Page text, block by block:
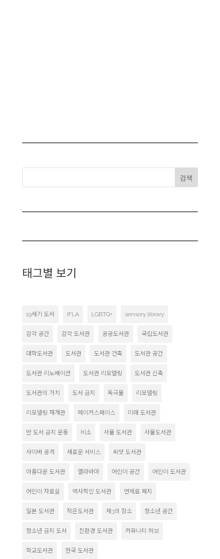
검색
태그별 보기
19세기 도서 IFLA LGBTQ+ sensory library
감각 공간 감각 도서관 공공도서관 국립도서관
대학도서관 도서관 도서관 건축 도서관 공간
도서관 리노베이션 도서관 리모델링 도서관 신축
도서관의 가치 도서 금지 독극물 리모델링
리모델링 재개관 메이커스페이스 미래 도서관
반 도서 금지 운동 비소 사물 도서관 사물도서관
사이버 공격 새로운 서비스 씨앗 도서관
아름다운 도서관 앨라바마 어린이 공간 어린이 도서관
어린이 자료실 역사적인 도서관 연체료 폐지
일본 도서관 작은도서관 제3의 장소 청소년 공간
청소년 금지 도서 친환경 도서관 커뮤니티 허브
학교도서관 한국 도서관